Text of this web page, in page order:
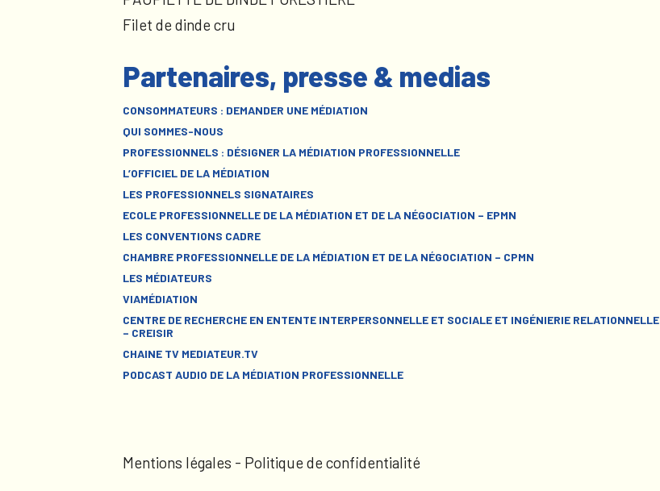
Filet de dinde cru
Partenaires, presse & medias
CONSOMMATEURS : DEMANDER UNE MÉDIATION
QUI SOMMES-NOUS
PROFESSIONNELS : DÉSIGNER LA MÉDIATION PROFESSIONNELLE
L’OFFICIEL DE LA MÉDIATION
LES PROFESSIONNELS SIGNATAIRES
ECOLE PROFESSIONNELLE DE LA MÉDIATION ET DE LA NÉGOCIATION – EPMN
LES CONVENTIONS CADRE
CHAMBRE PROFESSIONNELLE DE LA MÉDIATION ET DE LA NÉGOCIATION – CPMN
LES MÉDIATEURS
VIAMÉDIATION
CENTRE DE RECHERCHE EN ENTENTE INTERPERSONNELLE ET SOCIALE ET INGÉNIERIE RELATIONNELLE
– CREISIR
CHAINE TV MEDIATEUR.TV
PODCAST AUDIO DE LA MÉDIATION PROFESSIONNELLE
Mentions légales - Politique de confidentialité